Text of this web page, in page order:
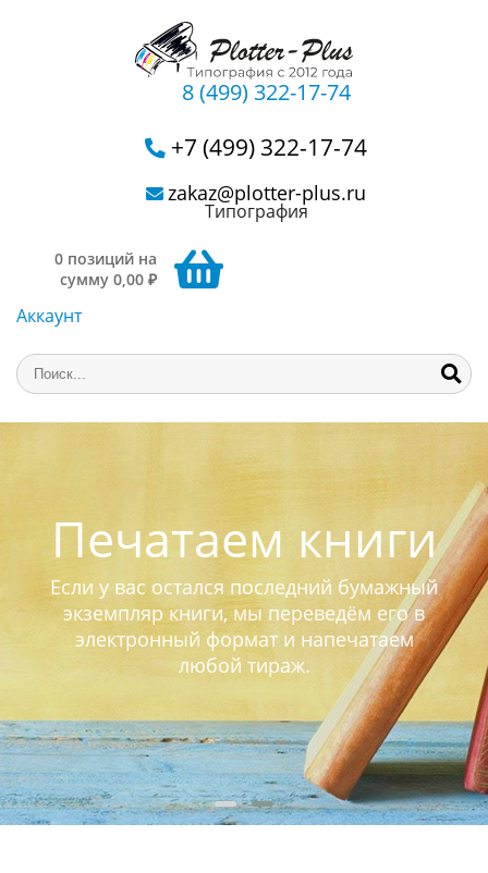
8 (499) 322-17-74
+7 (499) 322-17-74
zakaz@plotter-plus.ru
Типография
0 позиций на
сумму 0,00 ₽
Аккаунт
Печатаем книги
Если у вас остался последний бумажный
экземпляр книги, мы переведём его в
электронный формат и напечатаем
любой тираж.